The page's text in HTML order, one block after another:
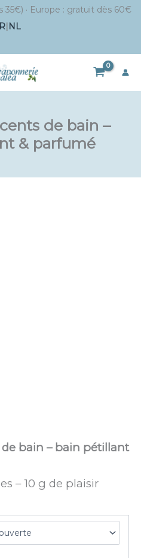
35€) · Europe : gratuit dès 60€
| NL
de bain –
& parfumé
de bain – bain pétillant
– 10 g de plaisir